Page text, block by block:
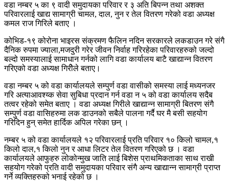
वडा नम्बर ५ का ९ वादी समुदायका परिवार र ३ अति बिपन्न तथा अशक्त
परिवारलाई खाद्य सामाग्री चामल, दाल, नुन र तेल वितरण गरेको वडा अध्यक्ष
कमल राज गिरिले बताए ।
कोभिड-१९ कोरोना भाइरस संक्रमण फैलिन नदिन सरकारले लकडाउन गरे संगै
दैनिक रुपमा ज्याला,मजदुरी गरेर जीवन निर्वाह गरिरहेका परिवारहरुको जल्दो
बल्दो समस्यालाई सामाधान गर्नको लागि वडा कार्यालय बाटै खाद्यान्न वितरण
गरिएको वडा अध्यक्ष गिरीेले बताए।
वडा नम्बर ५ को वडा कार्यालयले सम्पुर्ण वडा वासीको समस्या लाई मध्यनजर
गरि अत्याआवश्य्क सेवा सुबिधा प्रदान गर्न वडा न ५ को वडा कार्यालय सदैब
तत्वर रहेको समेत बताए । वडा अध्यक्ष गिरीले खाद्यान्न सामाग्री बितरण संगै
सम्पुर्ण वडा वासिहरुमा लक डाउनको सबैले पालना गर्दै घर मै बसी सहयोग
गरिदिन हुन् समेत हार्दिक अपिल गरेका छन् ।
नम्बर ५ को वडा कार्यालयले १२ परिवारलाई प्रति परिवार १० किलो चामल,१
किलो दाल,१ किलो नुन र आधा लिटर तेल वितरण गरिएको छ । वडा
कार्यालयले आफुहरु लोकोन्मुख जाति लाई बिशेस प्राथमिकताका साथ राखी
सहयोग गरेको प्रति वादी समुदायका परिवार संगै अन्य खाद्यान्न सामाग्री प्राप्त
गर्ने व्यक्तिहरुको भनाई रहेको छ ।